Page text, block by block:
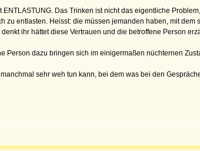
Das Trinken ist nicht das eigentliche
zu entlasten. Heisst: die müssen jemanden haben, mit
ihr hättet diese Vertrauen und die betroffene Person
Person dazu bringen sich im einigermaßen nüchternen
sehr weh tun kann, bei dem was bei den